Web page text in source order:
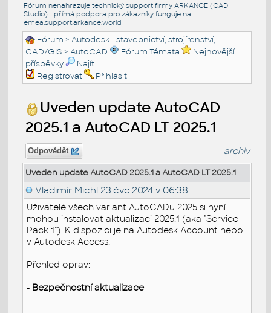
Fórum nenahrazuje technický support firmy ARKANCE (CAD
Studio) - přímá podpora pro zákazníky funguje na
emea.support.arkance.world
Fórum >Autodesk - stavebnictví, strojírenství,
CAD/GIS >AutoCAD Fórum Témata
Nejnovější
příspěvky
Najít
Registrovat
Přihlásit
Uveden update AutoCAD
2025.1 a AutoCAD LT 2025.1
Odpovědět archiv
Uveden update AutoCAD 2025.1 a AutoCAD LT 2025.1
Vladimír Michl 23.čvc.2024 v 06:38
Uživatelé všech variant AutoCADu 2025 si nyní
mohou instalovat aktualizaci 2025.1 (aka "Service
Pack 1"). K dispozici je na Autodesk Account nebo
v Autodesk Access.
Přehled oprav:
- Bezpečnostní aktualizace